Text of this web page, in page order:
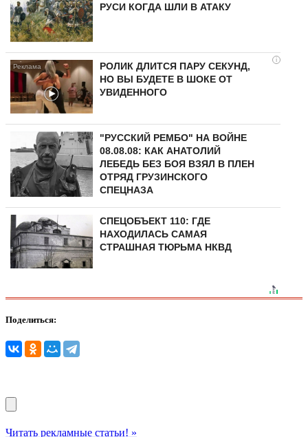
РУСИ КОГДА ШЛИ В АТАКУ
i
РОЛИК ДЛИТСЯ ПАРУ СЕКУНД,
НО ВЫ БУДЕТЕ В ШОКЕ ОТ
УВИДЕННОГО
"РУССКИЙ РЕМБО" НА ВОЙНЕ
08.08.08: КАК АНАТОЛИЙ
ЛЕБЕДЬ БЕЗ БОЯ ВЗЯЛ В ПЛЕН
ОТРЯД ГРУЗИНСКОГО
СПЕЦНАЗА
СПЕЦОБЪЕКТ 110: ГДЕ
НАХОДИЛАСЬ САМАЯ
СТРАШНАЯ ТЮРЬМА НКВД
Поделиться:
Читать рекламные статьи! »